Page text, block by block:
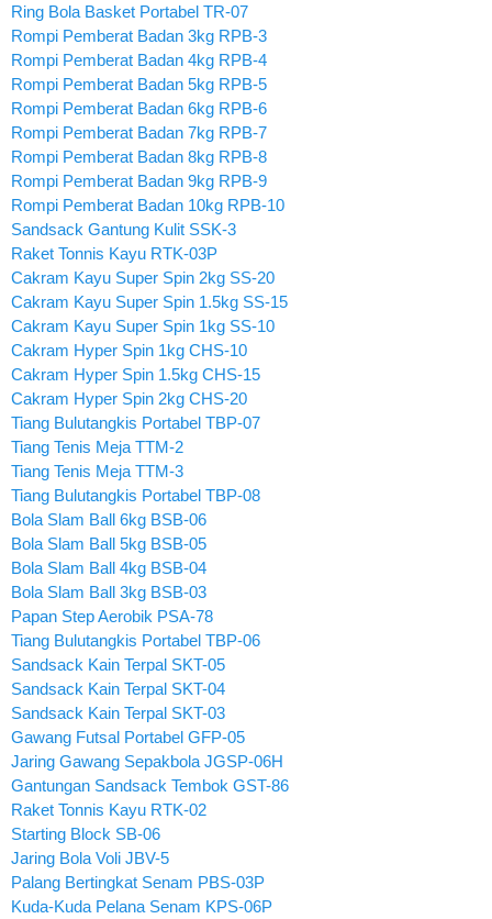
Ring Bola Basket Portabel TR-07
Rompi Pemberat Badan 3kg RPB-3
Rompi Pemberat Badan 4kg RPB-4
Rompi Pemberat Badan 5kg RPB-5
Rompi Pemberat Badan 6kg RPB-6
Rompi Pemberat Badan 7kg RPB-7
Rompi Pemberat Badan 8kg RPB-8
Rompi Pemberat Badan 9kg RPB-9
Rompi Pemberat Badan 10kg RPB-10
Sandsack Gantung Kulit SSK-3
Raket Tonnis Kayu RTK-03P
Cakram Kayu Super Spin 2kg SS-20
Cakram Kayu Super Spin 1.5kg SS-15
Cakram Kayu Super Spin 1kg SS-10
Cakram Hyper Spin 1kg CHS-10
Cakram Hyper Spin 1.5kg CHS-15
Cakram Hyper Spin 2kg CHS-20
Tiang Bulutangkis Portabel TBP-07
Tiang Tenis Meja TTM-2
Tiang Tenis Meja TTM-3
Tiang Bulutangkis Portabel TBP-08
Bola Slam Ball 6kg BSB-06
Bola Slam Ball 5kg BSB-05
Bola Slam Ball 4kg BSB-04
Bola Slam Ball 3kg BSB-03
Papan Step Aerobik PSA-78
Tiang Bulutangkis Portabel TBP-06
Sandsack Kain Terpal SKT-05
Sandsack Kain Terpal SKT-04
Sandsack Kain Terpal SKT-03
Gawang Futsal Portabel GFP-05
Jaring Gawang Sepakbola JGSP-06H
Gantungan Sandsack Tembok GST-86
Raket Tonnis Kayu RTK-02
Starting Block SB-06
Jaring Bola Voli JBV-5
Palang Bertingkat Senam PBS-03P
Kuda-Kuda Pelana Senam KPS-06P